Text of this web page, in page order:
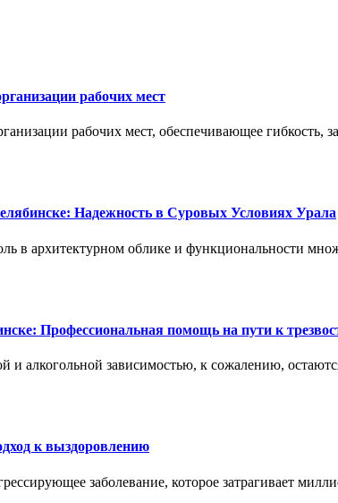
рабочих мест
рабочих мест, обеспечивающее гибкость,
Надежность в Суровых Условиях Урала
в архитектурном облике и функциональности
Профессиональная помощь на пути к
и алкогольной зависимостью, к сожалению,
к выздоровлению
заболевание, которое затрагивает